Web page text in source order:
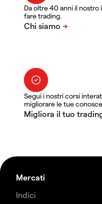
Da oltre 40 anni il
fare trading.
Segui i nostri corsi
migliorare le tue
Mercati
Indici